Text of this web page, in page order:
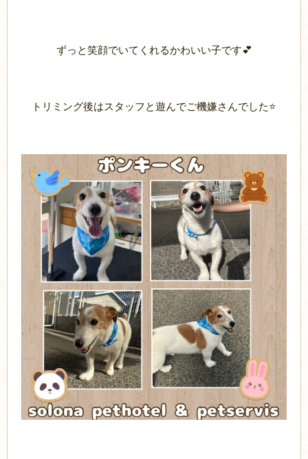
ずっと笑顔でいてくれるかわいい子です💕
トリミング後はスタッフと遊んでご機嫌さんでした⭐